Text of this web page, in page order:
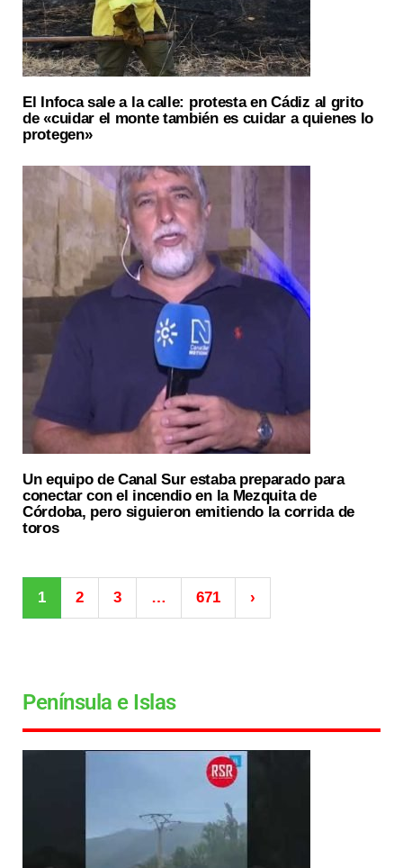
El Infoca sale a la calle: protesta en Cádiz al grito
de «cuidar el monte también es cuidar a quienes lo
protegen»
Un equipo de Canal Sur estaba preparado para
conectar con el incendio en la Mezquita de
Córdoba, pero siguieron emitiendo la corrida de
toros
1 2 3 … 671 ›
Península e Islas